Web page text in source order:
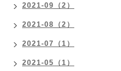
2021-09（2）
2021-08（2）
2021-07（1）
2021-05（1）